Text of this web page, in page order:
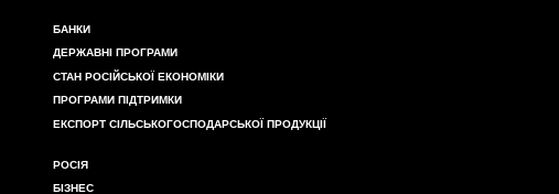
БАНКИ
ДЕРЖАВНІ ПРОГРАМИ
СТАН РОСІЙСЬКОЇ ЕКОНОМІКИ
ПРОГРАМИ ПІДТРИМКИ
ЕКСПОРТ СІЛЬСЬКОГОСПОДАРСЬКОЇ ПРОДУКЦІЇ
РОСІЯ
БІЗНЕС